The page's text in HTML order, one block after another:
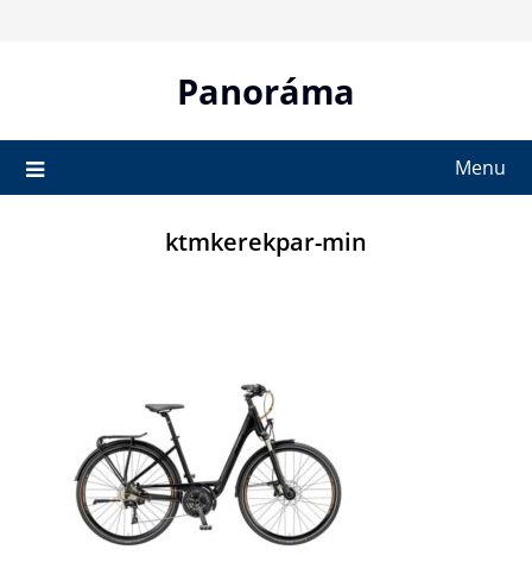
Panoráma
Menu
ktmkerekpar-min